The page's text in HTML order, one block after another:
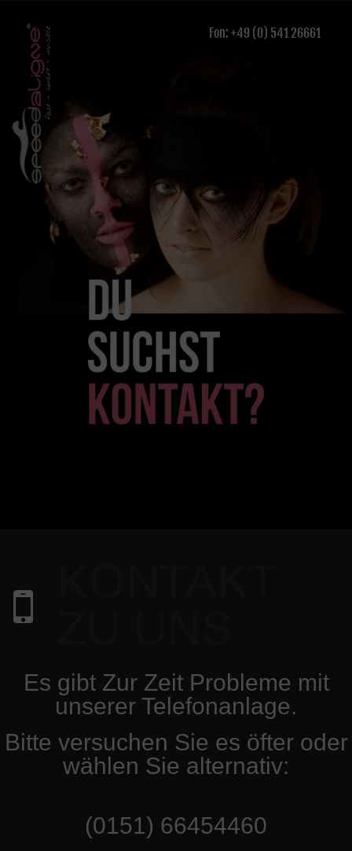
Fon: +49 (0) 541 26661
Es gibt Zur Zeit Probleme mit
unserer Telefonanlage.
Bitte versuchen Sie es öfter oder
wählen Sie alternativ:
(0151) 66454460